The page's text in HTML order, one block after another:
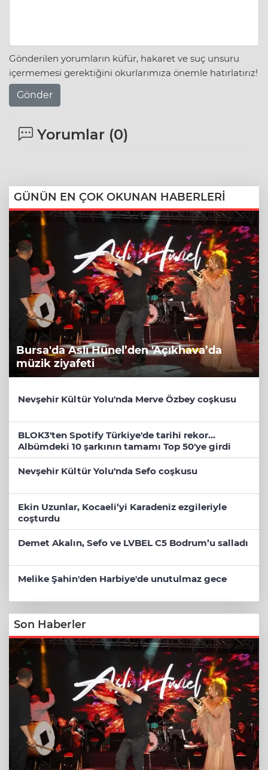
Gönderilen yorumların küfür, hakaret ve suç unsuru
içermemesi gerektiğini okurlarımıza önemle hatırlatırız!
Gönder
Yorumlar (0)
GÜNÜN EN ÇOK OKUNAN HABERLERİ
Bursa'da Aslı Hünel’den 'Açıkhava’da
müzik ziyafeti
Nevşehir Kültür Yolu'nda Merve Özbey coşkusu
BLOK3'ten Spotify Türkiye'de tarihi rekor...
Albümdeki 10 şarkının tamamı Top 50'ye girdi
Nevşehir Kültür Yolu'nda Sefo coşkusu
Ekin Uzunlar, Kocaeli’yi Karadeniz ezgileriyle
coşturdu
Demet Akalın, Sefo ve LVBEL C5 Bodrum’u salladı
Melike Şahin'den Harbiye'de unutulmaz gece
Son Haberler